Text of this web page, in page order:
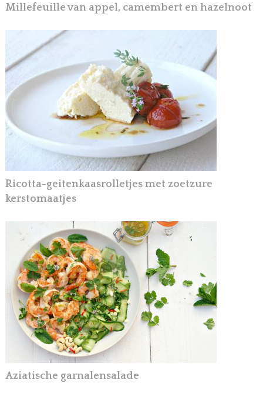
Millefeuille van appel, camembert en hazelnoot
Ricotta-geitenkaasrolletjes met zoetzure
kerstomaatjes
Aziatische garnalensalade